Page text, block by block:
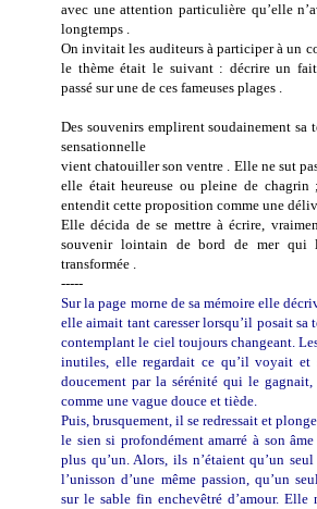
avec une attention particulière qu’elle
longtemps .
On invitait les auditeurs à participer à un
le thème était le suivant : décrire un
passé sur une de ces fameuses plages .
Des souvenirs emplirent soudainement sa
sensationnelle
vient chatouiller son ventre . Elle ne sut
elle était heureuse ou pleine de chagrin
entendit cette proposition comme une
Elle décida de se mettre à écrire,
souvenir lointain de bord de mer qui
transformée .
-----
Sur la page morne de sa mémoire elle
elle aimait tant caresser lorsqu’il posait sa
contemplant le ciel toujours changeant.
inutiles, elle regardait ce qu’il voyait et
doucement par la sérénité qui le
comme une vague douce et tiède.
Puis, brusquement, il se redressait et
le sien si profondément amarré à son
plus qu’un. Alors, ils n’étaient qu’un
l’unisson d’une même passion, qu’un
sur le sable fin enchevêtré d’amour. Elle